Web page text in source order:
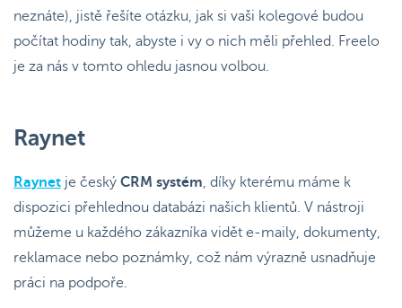
neznáte), jistě řešíte otázku, jak si vaši kolegové budou
počítat hodiny tak, abyste i vy o nich měli přehled. Freelo
je za nás v tomto ohledu jasnou volbou.
Raynet
Raynet je český CRM systém , díky kterému máme k
dispozici přehlednou databázi našich klientů. V nástroji
můžeme u každého zákazníka vidět e-maily, dokumenty,
reklamace nebo poznámky, což nám výrazně usnadňuje
práci na podpoře.